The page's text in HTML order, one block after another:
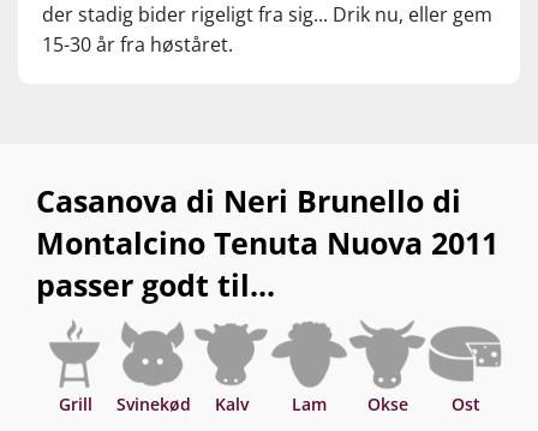
der stadig bider rigeligt fra sig... Drik nu, eller gem
15-30 år fra høståret.
Casanova di Neri Brunello di
Montalcino Tenuta Nuova 2011
passer godt til...
Grill Svinekød Kalv Lam Okse Ost